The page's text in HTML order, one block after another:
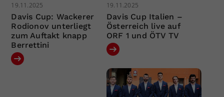
19.11.2025
Davis Cup: Wackerer
Rodionov unterliegt
zum Auftakt knapp
Berrettini
19.11.2025
Davis Cup Italien –
Österreich live auf
ORF 1 und ÖTV TV